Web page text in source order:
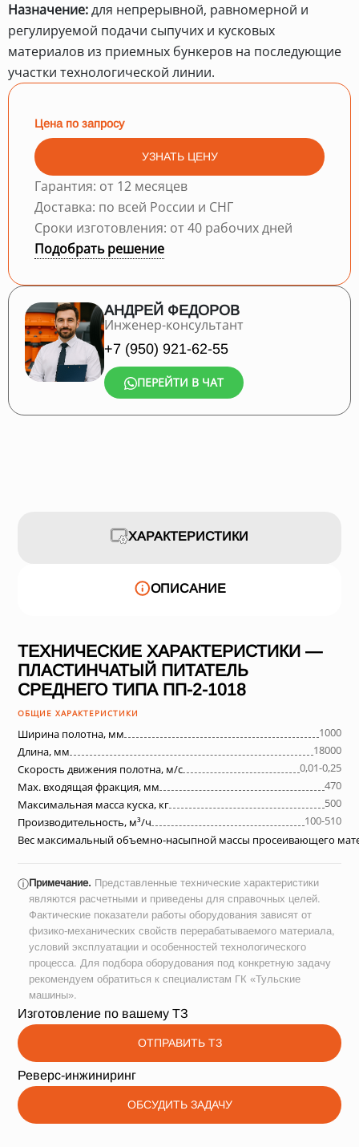
Назначение:для непрерывной, равномерной и
регулируемой подачи сыпучих и кусковых
материалов из приемных бункеров на последующие
участки технологической линии.
Цена по запросу
УЗНАТЬ ЦЕНУ
Гарантия: от 12 месяцев
Доставка: по всей России и СНГ
Сроки изготовления: от 40 рабочих дней
Подобрать решение
АНДРЕЙ ФЕДОРОВ
Инженер-консультант
+7 (950) 921-62-55
ПЕРЕЙТИ В ЧАТ
ХАРАКТЕРИСТИКИ
ОПИСАНИЕ
ТЕХНИЧЕСКИЕ ХАРАКТЕРИСТИКИ —
ПЛАСТИНЧАТЫЙ ПИТАТЕЛЬ
СРЕДНЕГО ТИПА ПП-2-1018
ОБЩИЕ ХАРАКТЕРИСТИКИ
Ширина полотна, мм
1000
Длина, мм
18000
Скорость движения полотна, м/с
0,01-0,25
Max. входящая фракция, мм
470
Максимальная масса куска, кг
500
Производительность, м³/ч
100-510
Вес максимальный объемно-насыпной массы просеивающего
ⓘПримечание. Представленные технические характеристики
являются расчетными и приведены для справочных целей.
Фактические показатели работы оборудования зависят от
физико-механических свойств перерабатываемого материала,
условий эксплуатации и особенностей технологического
процесса. Для подбора оборудования под конкретную задачу
рекомендуем обратиться к специалистам ГК «Тульские
машины».
Изготовление по вашему ТЗ
ОТПРАВИТЬ ТЗ
Реверс-инжиниринг
ОБСУДИТЬ ЗАДАЧУ